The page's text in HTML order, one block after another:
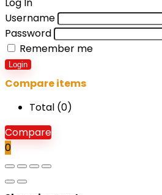
Username
Password
Remember me
Login
Compare items
Total (0)
Compare
0